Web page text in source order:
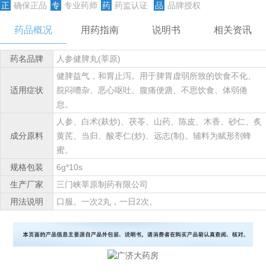
正 确保正品 专 专业药师 药 药监认证 品 品牌授权
药品概况 用药指南 说明书 相关资讯
药名品牌 人参健脾丸(莘原)
适用症状
健脾益气，和胃止泻。用于脾胃虚弱所致的饮食不化、
脘闷嘈杂、恶心呕吐、腹痛便溏、不思饮食、体弱倦
怠。
成分原料
人参、白术(麸炒)、茯苓、山药、陈皮、木香、砂仁、炙
黄芪、当归、酸枣仁(炒)、远志(制)。辅料为赋形剂蜂
蜜。
规格包装
6g*10s
生产厂家
三门峡莘原制药有限公司
用法说明
口服。一次2丸，一日2次。